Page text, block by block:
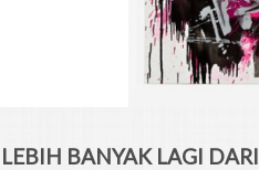
LEBIH BANYAK LAGI DARI